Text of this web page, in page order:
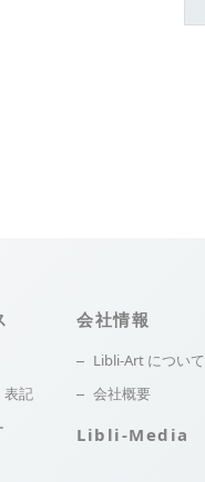
表記
会社情報
Libli-Art について
会社概要
Libli-Media